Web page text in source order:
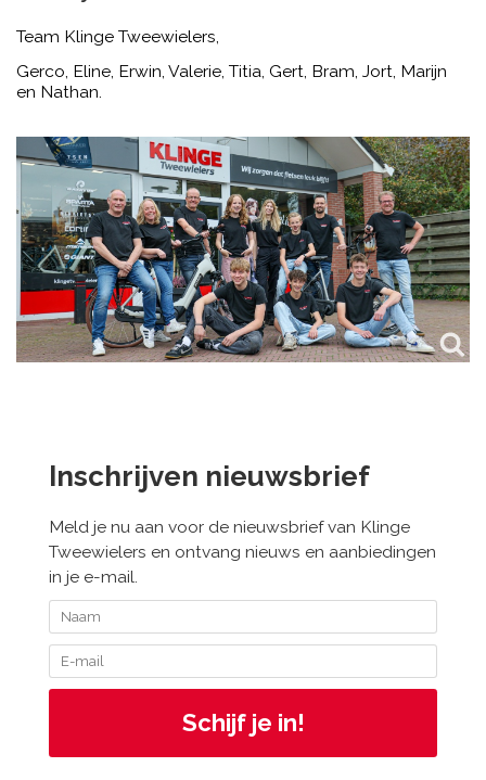
Team Klinge Tweewielers,
Gerco, Eline, Erwin, Valerie, Titia, Gert, Bram, Jort, Marijn
en Nathan.
Inschrijven nieuwsbrief
Meld je nu aan voor de nieuwsbrief van Klinge
Tweewielers en ontvang nieuws en aanbiedingen
in je e-mail.